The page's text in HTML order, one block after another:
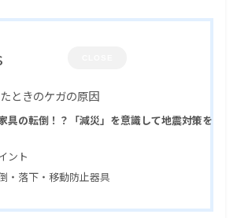
ときのケガの原因
具の転倒！？「減災」を意識して地震対策を
ント
・落下・移動防止器具